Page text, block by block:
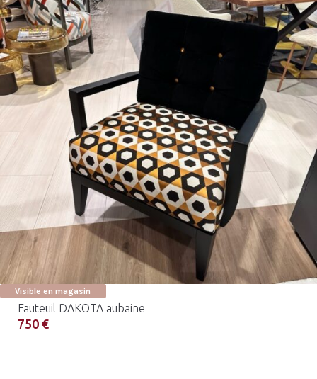
Visible en magasin
Fauteuil DAKOTA aubaine
750 €